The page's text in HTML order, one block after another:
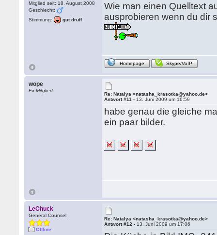
Mitglied seit: 18. August 2008
Geschlecht:
Stimmung:
gut druff
Wie man einen Quelltext
ausprobieren wenn du dir
Homepage Skype/VoIP
wope
Ex-Mitglied
Re: Natalya <natasha_krasotka@yahoo.de>
Antwort #11 - 13. Juni 2009 um 16:59
habe genau die gleiche
ein paar bilder.
LeChuck
General Counsel
Offline
Re: Natalya <natasha_krasotka@yahoo.de>
Antwort #12 - 13. Juni 2009 um 17:06